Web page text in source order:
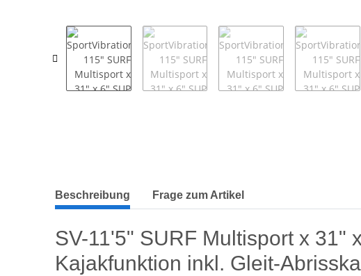
weitere Registerkarten anzeigen
Beschreibung Frage zum Artikel
SV-11'5" SURF Multisport x 31"
Kajakfunktion inkl. Gleit-